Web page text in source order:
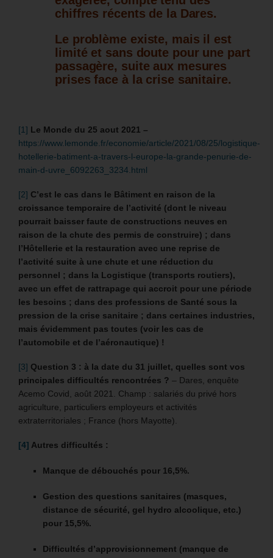
chiffres récents de la Dares.
Le problème existe, mais il est
limité et sans doute pour une part
passagère, suite aux mesures
prises face à la crise sanitaire.
[1] Le Monde du 25 aout 2021 –
https://www.lemonde.fr/economie/article/2021/08/25/logistique-
hotellerie-batiment-a-travers-l-europe-la-grande-penurie-de-
main-d-uvre_6092263_3234.html
[2] C’est le cas dans le Bâtiment en raison de la
croissance temporaire de l’activité (dont le niveau
pourrait baisser faute de constructions neuves en
raison de la chute des permis de construire) ; dans
l’Hôtellerie et la restauration avec une reprise de
l’activité suite à une chute et une réduction du
personnel ; dans la Logistique (transports routiers),
avec un effet de rattrapage qui accroit pour une période
les besoins ; dans des professions de Santé sous la
pression de la crise sanitaire ; dans certaines industries,
mais évidemment pas toutes (voir les cas de
l’automobile et de l’aéronautique) !
[3] Question 3 : à la date du 31 juillet, quelles sont vos
principales difficultés rencontrées ? – Dares, enquête
Acemo Covid, août 2021. Champ : salariés du privé hors
agriculture, particuliers employeurs et activités
extraterritoriales ; France (hors Mayotte).
[4] Autres difficultés :
Manque de débouchés pour 16,5%.
Gestion des questions sanitaires (masques,
distance de sécurité, gel hydro alcoolique, etc.)
pour 15,5%.
Difficultés d’approvisionnement (manque de